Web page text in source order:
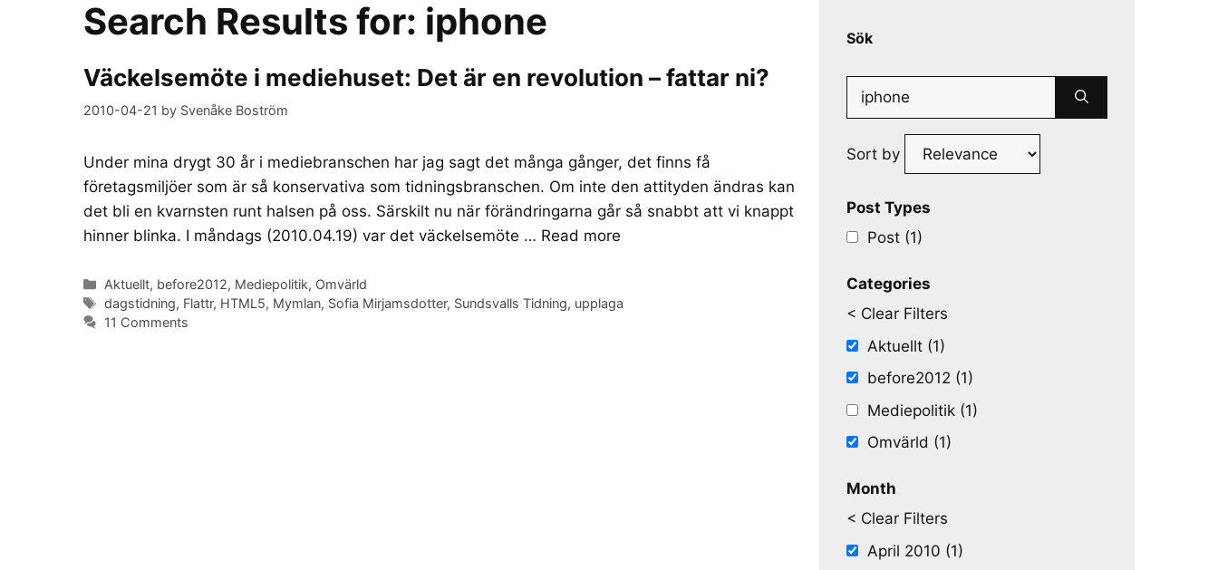
Search Results for: iphone
Väckelsemöte i mediehuset: Det är en revolution – fattar ni?
2010-04-21 by Svenåke Boström
Under mina drygt 30 år i mediebranschen har jag sagt det många gånger, det finns få
företagsmiljöer som är så konservativa som tidningsbranschen. Om inte den attityden ändras kan
det bli en kvarnsten runt halsen på oss. Särskilt nu när förändringarna går så snabbt att vi knappt
hinner blinka. I måndags (2010.04.19) var det väckelsemöte … Read more
Categories
Aktuellt, before2012, Mediepolitik, Omvärld
Tags
dagstidning, Flattr, HTML5, Mymlan, Sofia Mirjamsdotter, Sundsvalls Tidning, upplaga
11 Comments
Sök
Search
for:
Sort by
Post Types
Post (1)
Categories
< Clear Filters
Aktuellt (1)
before2012 (1)
Mediepolitik (1)
Omvärld (1)
Month
< Clear Filters
April 2010 (1)